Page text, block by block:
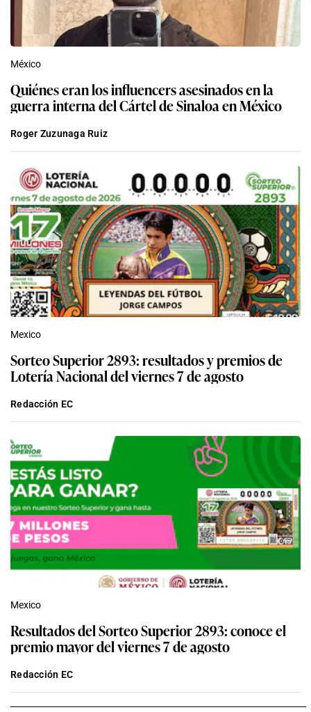
México
Quiénes eran los influencers asesinados en la
guerra interna del Cártel de Sinaloa en México
Roger Zuzunaga Ruiz
Mexico
Sorteo Superior 2893: resultados y premios de
Lotería Nacional del viernes 7 de agosto
Redacción EC
Mexico
Resultados del Sorteo Superior 2893: conoce el
premio mayor del viernes 7 de agosto
Redacción EC